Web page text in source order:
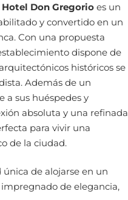
Hotel Don Gregorioes un
y convertido en un
Con una propuesta
dispone de
históricos se
Además de un
a sus huéspedes y
absoluta y una refinada
para vivir una
de la ciudad.
de alojarse en un
de elegancia,